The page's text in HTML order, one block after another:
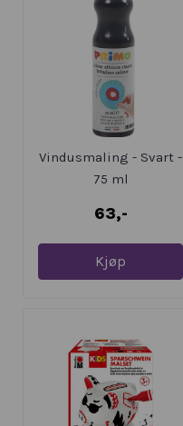
Vindusmaling - Svart -
75 ml
63,-
Kjøp